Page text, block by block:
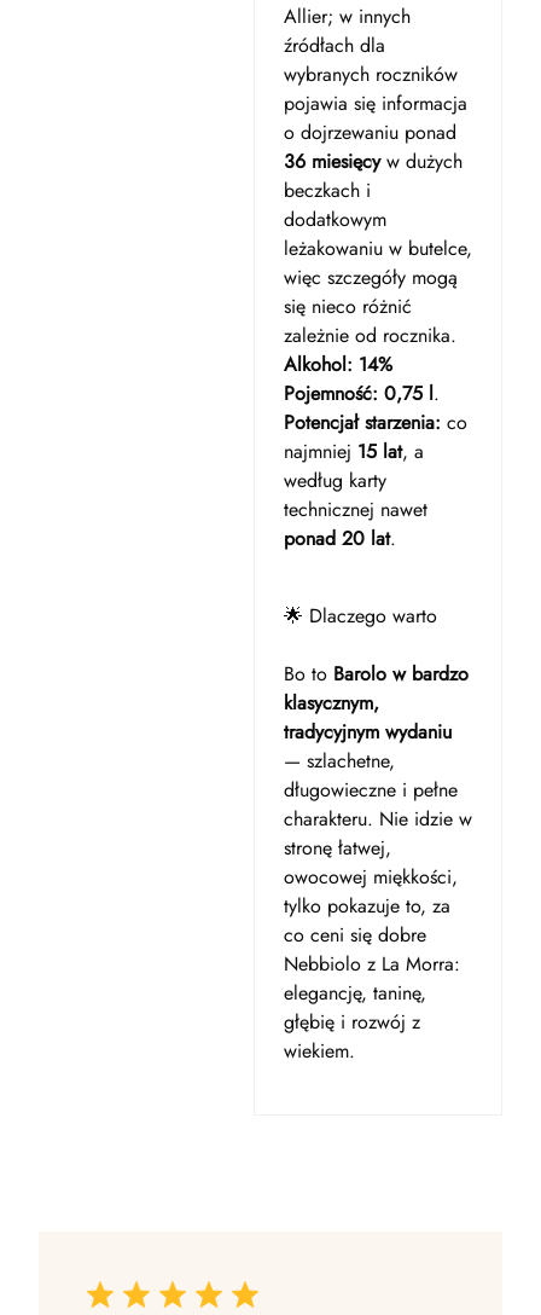
Allier; w innych
źródłach dla
wybranych roczników
pojawia się informacja
o dojrzewaniu ponad
36 miesięcyw dużych
beczkach i
dodatkowym
leżakowaniu w butelce,
więc szczegóły mogą
się nieco różnić
zależnie od rocznika.
Alkohol: 14%
Pojemność: 0,75 l.
Potencjał starzenia: co
najmniej 15 lat, a
według karty
technicznej nawet
ponad 20 lat.
🌟 Dlaczego warto
Bo to Barolo w bardzo
klasycznym,
tradycyjnym wydaniu
— szlachetne,
długowieczne i pełne
charakteru. Nie idzie w
stronę łatwej,
owocowej miękkości,
tylko pokazuje to, za
co ceni się dobre
Nebbiolo z La Morra:
elegancję, taninę,
głębię i rozwój z
wiekiem.